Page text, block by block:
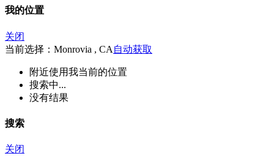
我的位置
关闭
当前选择：Monrovia , CA 自动获取
附近使用我当前的位置
搜索中...
没有结果
搜索
关闭